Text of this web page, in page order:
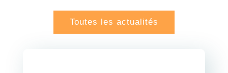
Toutes les actualités